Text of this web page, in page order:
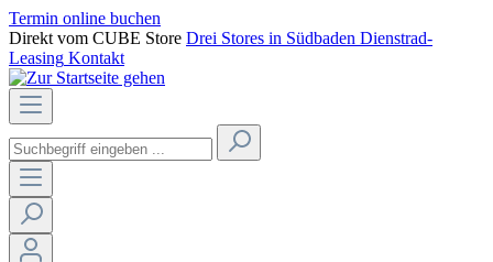
Termin online buchen
Direkt vom CUBE Store Drei Stores in Südbaden Dienstrad-
Leasing Kontakt